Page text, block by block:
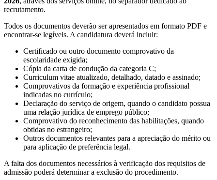
recrutamento.
Todos os documentos deverão ser apresentados em formato PDF e
encontrar-se legíveis. A candidatura deverá incluir:
Certificado ou outro documento comprovativo da
escolaridade exigida;
Cópia da carta de condução da categoria C;
Curriculum vitae atualizado, detalhado, datado e assinado;
Comprovativos da formação e experiência profissional
indicadas no currículo;
Declaração do serviço de origem, quando o candidato possua
uma relação jurídica de emprego público;
Comprovativo do reconhecimento das habilitações, quando
obtidas no estrangeiro;
Outros documentos relevantes para a apreciação do mérito ou
para aplicação de preferência legal.
A falta dos documentos necessários à verificação dos requisitos de
admissão poderá determinar a exclusão do procedimento.